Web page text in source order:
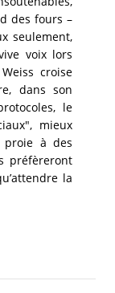
des fours –
seulement,
voix lors
croise
dans son
le
mieux
à des
préfèreront
la